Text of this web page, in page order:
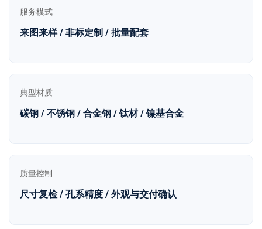
服务模式
来图来样 / 非标定制 / 批量配套
典型材质
碳钢 / 不锈钢 / 合金钢 / 钛材 / 镍基合金
质量控制
尺寸复检 / 孔系精度 / 外观与交付确认